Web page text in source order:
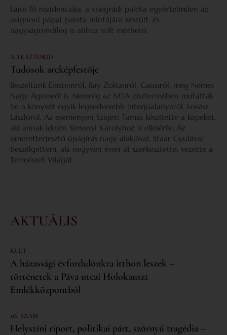
Lajos fő rezidenciája, a visegrádi palota egyértelműen az
avignoni pápai palota mintájára készült, és
nagyságrendileg is ahhoz volt mérhető.
A TE SZTORID
Tudósok arcképfestője
Beszéltünk Einsteinről, Bay Zoltánról, Gaussról, még Nemes
Nagy Ágnesről is. Nemrég az MTA dísztermében mutatták
be a könyvét egyik legkedvesebb interjúalanyáról, Lovász
Lászlóról. Az eseményen Szigeti Tamás készítette a képeket,
aki annak idején Simonyi Károlyhoz is elkísérte. Az
ismeretterjesztő újságírás nagy alakjával, Staar Gyulával
beszélgettem, aki negyven éven át szerkesztette, vezette a
Természet Világát.
AKTUÁLIS
KULT
A házassági évfordulónkra itthon leszek –
történetek a Páva utcai Holokauszt
Emlékközpontból
116. SZÁM
Helyszíni riport, politikai párt, szörnyű tragédia –